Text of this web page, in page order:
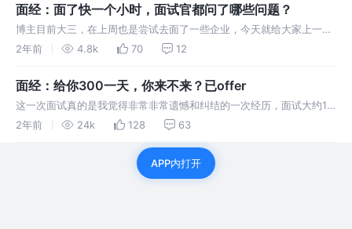
面经：面了快一个小时，面试官都问了哪些问题？
博主目前大三，在上周也是尝试去面了一些企业，今天就给大家上一篇
面经@！ 自我介绍 首先也是简单介绍一下自己的情况，目前就读，然
比较感兴
2年前 4.8k 70 12
面经：给你300一天，你来不来？已offer
这一次面试真的是我觉得非常非常遗憾和纠结的一次经历，面试大约1
个小时多，一开始hr小姐姐告诉我通过面试其实我很开心，因为面试官
2年前 24k 128 63
APP内打开